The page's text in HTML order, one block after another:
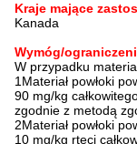
Kraje mające
Kanada
Wymóg/
W przypadku
1Materiał powłoki
90 mg/kg
zgodnie z metodą
2Materiał powłoki
10 mg/kg rtęci